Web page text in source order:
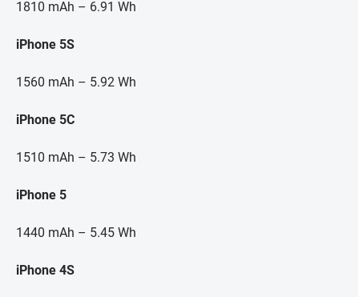
1810 mAh – 6.91 Wh
iPhone 5S
1560 mAh – 5.92 Wh
iPhone 5C
1510 mAh – 5.73 Wh
iPhone 5
1440 mAh – 5.45 Wh
iPhone 4S